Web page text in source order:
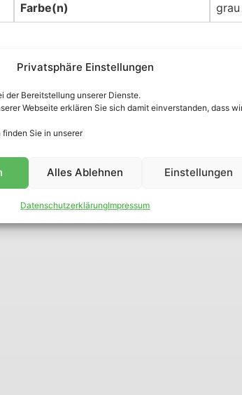
Privatsphäre Einstellungen
der Bereitstellung unserer Dienste.
Webseite erklären Sie sich damit einverstanden, dass
Sie in unserer
Alles Ablehnen Einstellungen
DatenschutzerklärungImpressum
Farbe(n) grau